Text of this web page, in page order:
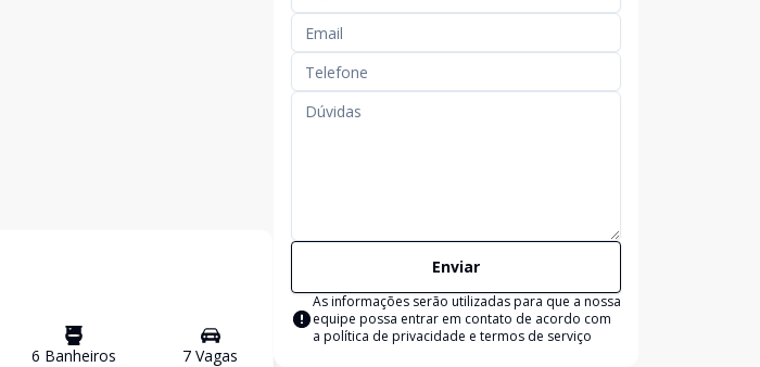
6 Banheiros 7 Vagas
Enviar
As informações serão utilizadas para que a nossa
equipe possa entrar em contato de acordo com
a política de privacidade e termos de serviço